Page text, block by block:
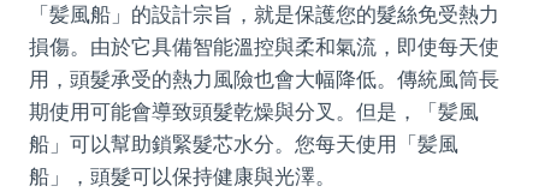
「髪風船」的設計宗旨，就是保護您的髮絲免受熱力
損傷。由於它具備智能溫控與柔和氣流，即使每天使
用，頭髮承受的熱力風險也會大幅降低。傳統風筒長
期使用可能會導致頭髮乾燥與分叉。但是，「髪風
船」可以幫助鎖緊髮芯水分。您每天使用「髪風
船」，頭髮可以保持健康與光澤。